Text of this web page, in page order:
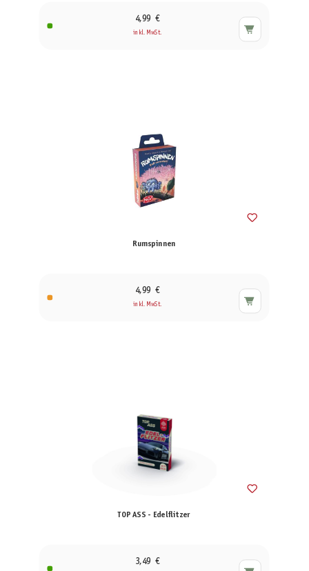
4,99 €
inkl. MwSt.
Rumspinnen
4,99 €
inkl. MwSt.
TOP ASS - Edelflitzer
3,49 €